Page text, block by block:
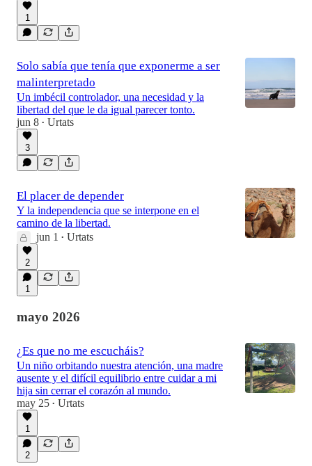
1
Solo sabía que tenía que exponerme a ser
malinterpretado
Un imbécil controlador, una necesidad y la
libertad del que le da igual parecer tonto.
jun 8 • Urtats
3
El placer de depender
Y la independencia que se interpone en el
camino de la libertad.
jun 1
• Urtats
2
1
mayo 2026
¿Es que no me escucháis?
Un niño orbitando nuestra atención, una madre
ausente y el difícil equilibrio entre cuidar a mi
hija sin cerrar el corazón al mundo.
may 25 • Urtats
1
2